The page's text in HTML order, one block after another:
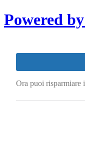
Powered
Ora puoi risparmiare